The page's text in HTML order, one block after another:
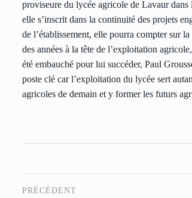
proviseure du lycée agricole de Lavaur dans
elle s’inscrit dans la continuité des projets
de l’établissement, elle pourra compter sur
des années à la tête de l’exploitation
été embauché pour lui succéder, Paul
poste clé car l’exploitation du lycée sert
agricoles de demain et y former les futurs
PRÉCÉDENT